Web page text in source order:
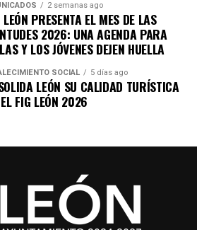
2 semanas ago
PRESENTA EL MES DE LAS
2026: UNA AGENDA PARA
Y LOS JÓVENES DEJEN HUELLA
SOCIAL 5 días ago
LEÓN SU CALIDAD TURÍSTICA
FIG LEÓN 2026